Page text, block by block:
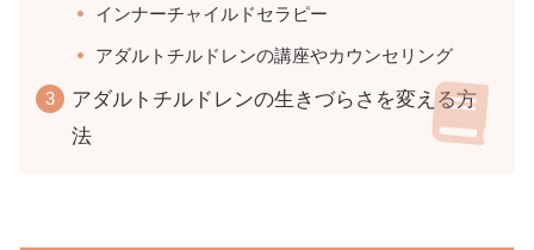
インナーチャイルドセラピー
アダルトチルドレンの講座やカウンセリング
アダルトチルドレンの生きづらさを変える方
法